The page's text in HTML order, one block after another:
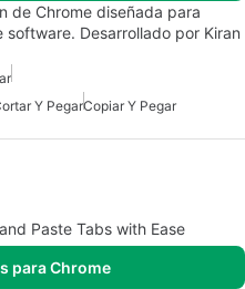
de Chrome diseñada para
Desarrollado por Kiran
Y PegarCopiar Y Pegar
Paste Tabs with Ease
para Chrome